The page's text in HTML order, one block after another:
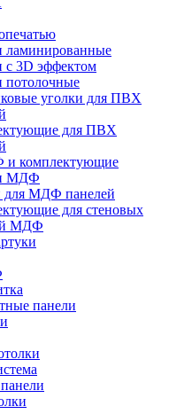
ламинированные
с 3D эффектом
потолочные
уголки для ПВХ
для ПВХ
комплектующие
МДФ
для МДФ панелей
для стеновых
МДФ
панели